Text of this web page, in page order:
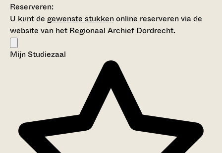
Reserveren:
U kunt de gewenste stukkenonline reserveren via de
website van het Regionaal Archief Dordrecht.
Mijn Studiezaal